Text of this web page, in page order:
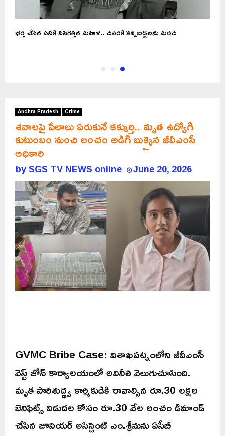
భర్త చేసిన పనికి విసిగెత్తిన మహిళ.. చివరకి కన్నబిడ్డలను మరచి
Andhra Pradesh Crime
శవాలపై పేలాలు ఏరుకునే కక్కుర్తి.. మృత ఉద్యోగి
కుటుంబం నుంచి లంచం అడిగి బుక్కైన జీవీఎంసీ
అధికారి
bySGS TV NEWS online June 20, 2026
GVMC Bribe Case: విశాఖపట్నంలోని జీవీఎంసీ
వెస్ట్ జోన్ కార్యాలయంలో అవినీతి వెలుగుచూసింది.
మృత పారిశుద్ధ్య కార్మికుడికి రావాల్సిన రూ.30 లక్షల
బెనిఫిట్స్ విడుదల కోసం రూ.30 వేల లంచం డిమాండ్
చేసిన జూనియర్ అసిస్టెంట్ ఎం.శ్రీనును ఏసీబీ